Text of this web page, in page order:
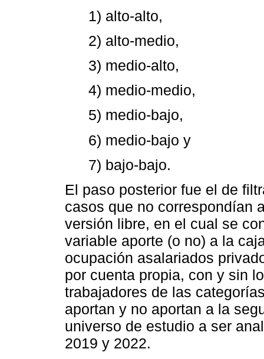
1) alto-alto,
2) alto-medio,
3) medio-alto,
4) medio-medio,
5) medio-bajo,
6) medio-bajo y
7) bajo-bajo.
El paso posterior fue el de
casos que no correspondían
versión libre, en el cual se
variable aporte (o no) a la
ocupación asalariados
por cuenta propia, con y sin
trabajadores de las
aportan y no aportan a la
universo de estudio a ser
2019 y 2022.